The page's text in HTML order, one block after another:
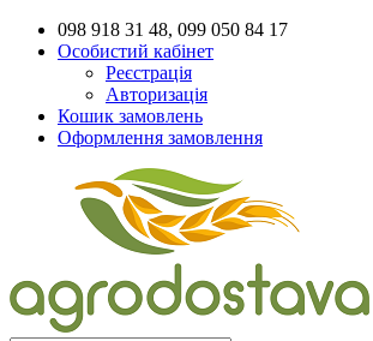
098 918 31 48, 099 050 84 17
Особистий кабінет
Реєстрація
Авторизація
Кошик замовлень
Оформлення замовлення